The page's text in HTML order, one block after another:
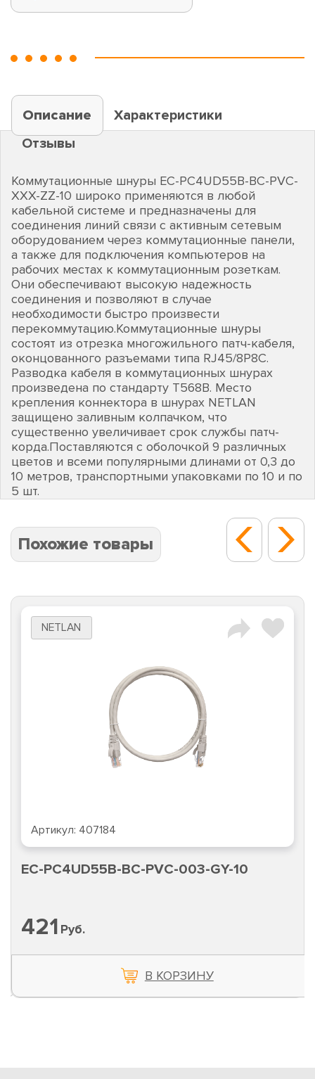
Описание
Характеристики
Отзывы
Коммутационные шнуры EC-PC4UD55B-BC-PVC-
XXX-ZZ-10 широко применяются в любой
кабельной системе и предназначены для
соединения линий связи с активным сетевым
оборудованием через коммутационные панели,
а также для подключения компьютеров на
рабочих местах к коммутационным розеткам.
Они обеспечивают высокую надежность
соединения и позволяют в случае
необходимости быстро произвести
перекоммутацию.Коммутационные шнуры
состоят из отрезка многожильного патч-кабеля,
оконцованного разъемами типа RJ45/8P8C.
Разводка кабеля в коммутационных шнурах
произведена по стандарту T568B. Место
крепления коннектора в шнурах NETLAN
защищено заливным колпачком, что
существенно увеличивает срок службы патч-
корда.Поставляются с оболочкой 9 различных
цветов и всеми популярными длинами от 0,3 до
10 метров, транспортными упаковками по 10 и по
5 шт.
Похожие товары
NETLAN
Артикул: 407184
EC-PC4UD55B-BC-PVC-003-GY-10
421 Руб.
В КОРЗИНУ